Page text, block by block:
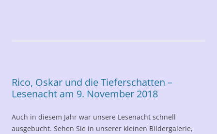
Rico, Oskar und die Tieferschatten –
Lesenacht am 9. November 2018
Auch in diesem Jahr war unsere Lesenacht schnell
ausgebucht. Sehen Sie in unserer kleinen Bildergalerie,